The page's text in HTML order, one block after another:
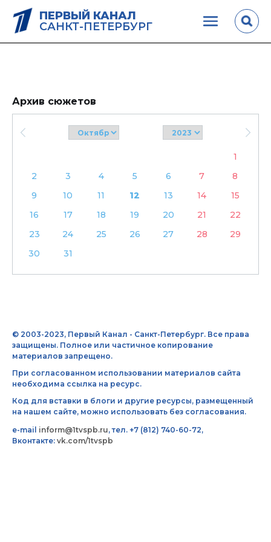
ПЕРВЫЙ КАНАЛ
САНКТ-ПЕТЕРБУРГ
Архив сюжетов
1
2
3 4 5 6 7
8
9
10 11 12 13 14
15
16
17 18 19 20 21
22
23
24 25 26 27 28
29
30
31
© 2003-2023, Первый Канал - Санкт-Петербург. Все права
защищены. Полное или частичное копирование
материалов запрещено.
При согласованном использовании материалов сайта
необходима ссылка на ресурс.
Код для вставки в блоги и другие ресурсы, размещенный
на нашем сайте, можно использовать без согласования.
e-mail inform@1tvspb.ru, тел. +7 (812) 740-60-72,
Вконтакте: vk.com/1tvspb